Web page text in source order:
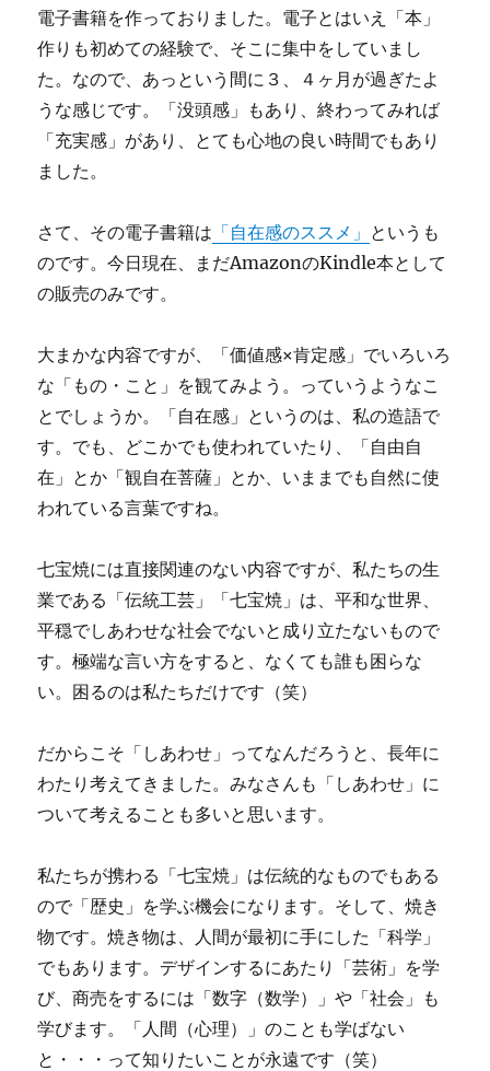
電子書籍を作っておりました。電子とはいえ「本」
作りも初めての経験で、そこに集中をしていまし
た。なので、あっという間に３、４ヶ月が過ぎたよ
うな感じです。「没頭感」もあり、終わってみれば
「充実感」があり、とても心地の良い時間でもあり
ました。
さて、その電子書籍は 「自在感のススメ」 というも
のです。今日現在、まだAmazonのKindle本として
の販売のみです。
大まかな内容ですが、「価値感×肯定感」でいろいろ
な「もの・こと」を観てみよう。っていうようなこ
とでしょうか。「自在感」というのは、私の造語で
す。でも、どこかでも使われていたり、「自由自
在」とか「観自在菩薩」とか、いままでも自然に使
われている言葉ですね。
七宝焼には直接関連のない内容ですが、私たちの生
業である「伝統工芸」「七宝焼」は、平和な世界、
平穏でしあわせな社会でないと成り立たないもので
す。極端な言い方をすると、なくても誰も困らな
い。困るのは私たちだけです（笑）
だからこそ「しあわせ」ってなんだろうと、長年に
わたり考えてきました。みなさんも「しあわせ」に
ついて考えることも多いと思います。
私たちが携わる「七宝焼」は伝統的なものでもある
ので「歴史」を学ぶ機会になります。そして、焼き
物です。焼き物は、人間が最初に手にした「科学」
でもあります。デザインするにあたり「芸術」を学
び、商売をするには「数字（数学）」や「社会」も
学びます。「人間（心理）」のことも学ばない
と・・・って知りたいことが永遠です（笑）